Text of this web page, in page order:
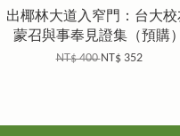
出椰林大道入窄門：台大校
蒙召與事奉見證集（預購）
NT$ 400NT$ 352